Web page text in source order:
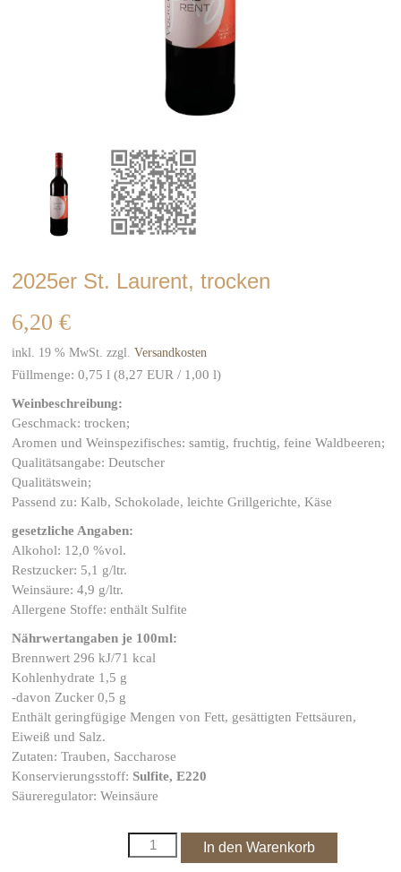
2025er St. Laurent, trocken
6,20€
inkl. 19 % MwSt. zzgl.Versandkosten
Füllmenge:0,75l (8,27 EUR / 1,00 l)
Weinbeschreibung:
Geschmack: trocken;
Aromen und Weinspezifisches: samtig, fruchtig, feine Waldbeeren;
Qualitätsangabe: Deutscher
Passend zu: Kalb, Schokolade, leichte Grillgerichte, Käse
gesetzliche Angaben:
Alkohol: 12,0 %vol.
Restzucker: 5,1 g/ltr.
Weinsäure: 4,9 g/ltr.
Allergene Stoffe: enthält Sulfite
Nährwertangaben je 100ml:
Brennwert 296 kJ/71 kcal
Kohlenhydrate 1,5 g
-davon Zucker 0,5 g
Enthält geringfügige Mengen von Fett, gesättigten Fettsäuren,
Eiweiß und Salz.
Zutaten: Trauben, Saccharose
Konservierungsstoff:Sulfite, E220
Säureregulator: Weinsäure
2025er
St.
In den Warenkorb